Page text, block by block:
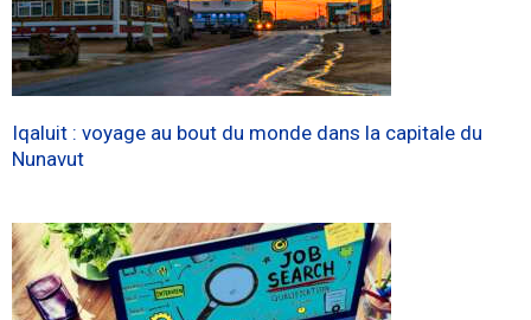
Iqaluit : voyage au bout du monde dans la capitale du
Nunavut